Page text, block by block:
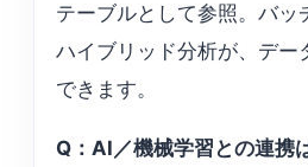
テーブルとして参照。バッ
ハイブリッド分析が、デー
できます。
Q：AI／機械学習との連携